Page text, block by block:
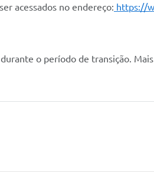
acessados no endereço: https://
o período de transição.